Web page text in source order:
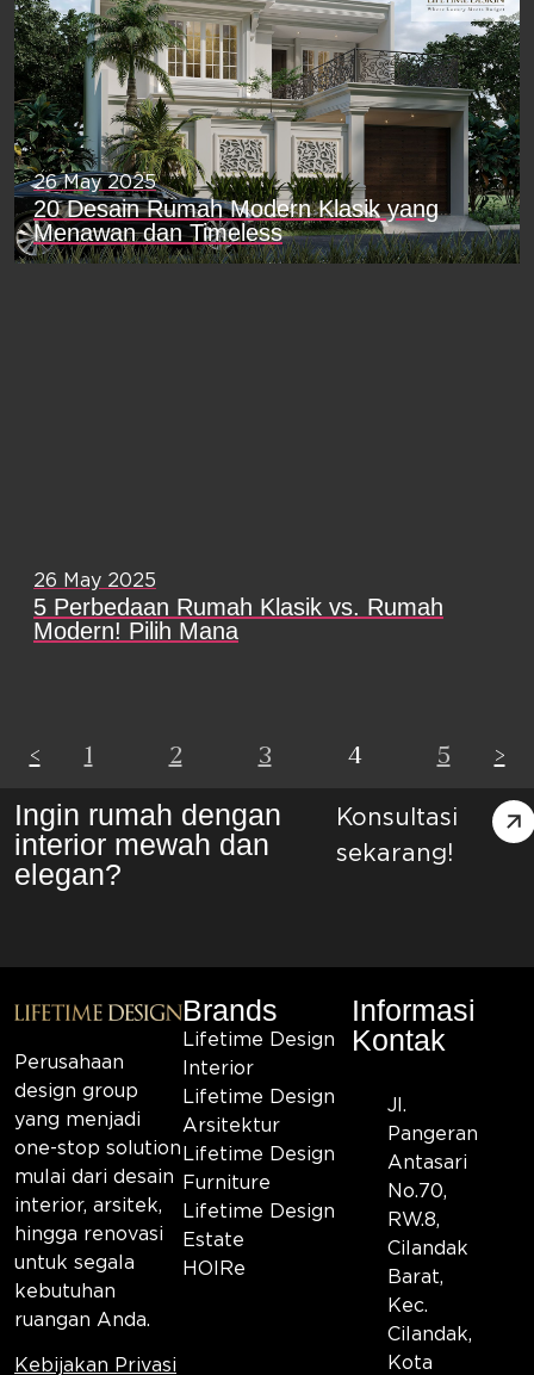
26 May 2025
20 Desain Rumah Modern Klasik yang
Menawan dan Timeless
26 May 2025
5 Perbedaan Rumah Klasik vs. Rumah
Modern! Pilih Mana
< 1 2 3 4 5 >
Ingin rumah dengan
interior mewah dan
elegan?
Konsultasi
sekarang!
Perusahaan
design group
yang menjadi
one-stop solution
mulai dari desain
interior, arsitek,
hingga renovasi
untuk segala
kebutuhan
ruangan Anda.
Kebijakan Privasi
Brands
Lifetime Design
Interior
Lifetime Design
Arsitektur
Lifetime Design
Furniture
Lifetime Design
Estate
HOIRe
Informasi
Kontak
Jl.
Pangeran
Antasari
No.70,
RW.8,
Cilandak
Barat,
Kec.
Cilandak,
Kota